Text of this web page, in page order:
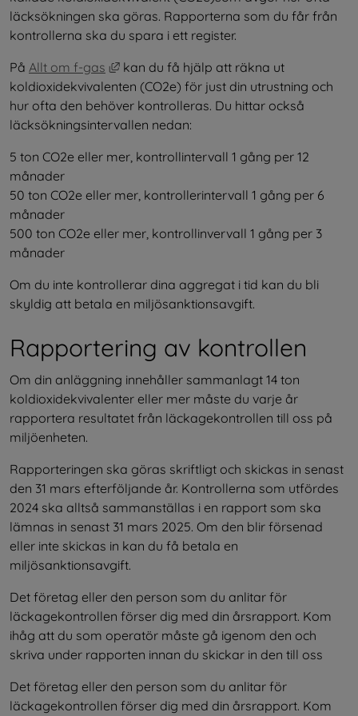
läcksökningen ska göras. Rapporterna som du får från
kontrollerna ska du spara i ett register.
På Allt om f-gas Länk till annan webbplats, öppnas i nytt
kan du få hjälp att räkna ut
koldioxidekvivalenten (CO2e) för just din utrustning och
hur ofta den behöver kontrolleras. Du hittar också
läcksökningsintervallen nedan:
5 ton CO2e eller mer, kontrollintervall 1 gång per 12
månader
50 ton CO2e eller mer, kontrollerintervall 1 gång per 6
månader
500 ton CO2e eller mer, kontrollinvervall 1 gång per 3
månader
Om du inte kontrollerar dina aggregat i tid kan du bli
skyldig att betala en miljösanktionsavgift.
Rapportering av kontrollen
Om din anläggning innehåller sammanlagt 14 ton
koldioxidekvivalenter eller mer måste du varje år
rapportera resultatet från läckagekontrollen till oss på
miljöenheten.
Rapporteringen ska göras skriftligt och skickas in senast
den 31 mars efterföljande år. Kontrollerna som utfördes
2024 ska alltså sammanställas i en rapport som ska
lämnas in senast 31 mars 2025. Om den blir försenad
eller inte skickas in kan du få betala en
miljösanktionsavgift.
Det företag eller den person som du anlitar för
läckagekontrollen förser dig med din årsrapport. Kom
ihåg att du som operatör måste gå igenom den och
skriva under rapporten innan du skickar in den till oss
Det företag eller den person som du anlitar för
läckagekontrollen förser dig med din årsrapport. Kom